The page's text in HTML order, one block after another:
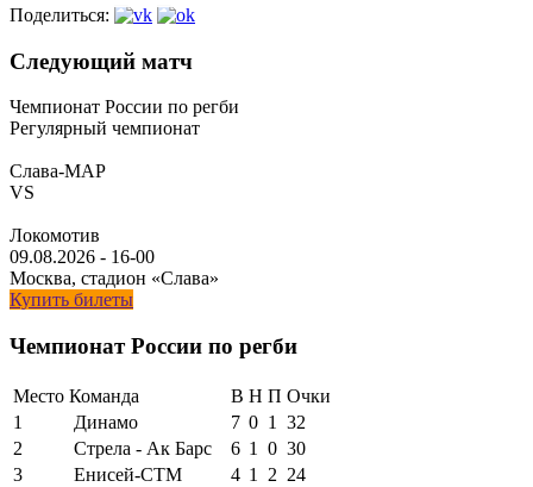
Поделиться:
Следующий матч
Чемпионат России по регби
Регулярный чемпионат
Слава-МАР
VS
Локомотив
09.08.2026 - 16-00
Москва, стадион «Слава»
Купить билеты
Чемпионат России по регби
Место Команда В Н П Очки
1
Динамо 7 0 1
32
2
Стрела - Ак Барс 6 1 0 30
3
Енисей-СТМ 4 1 2 24